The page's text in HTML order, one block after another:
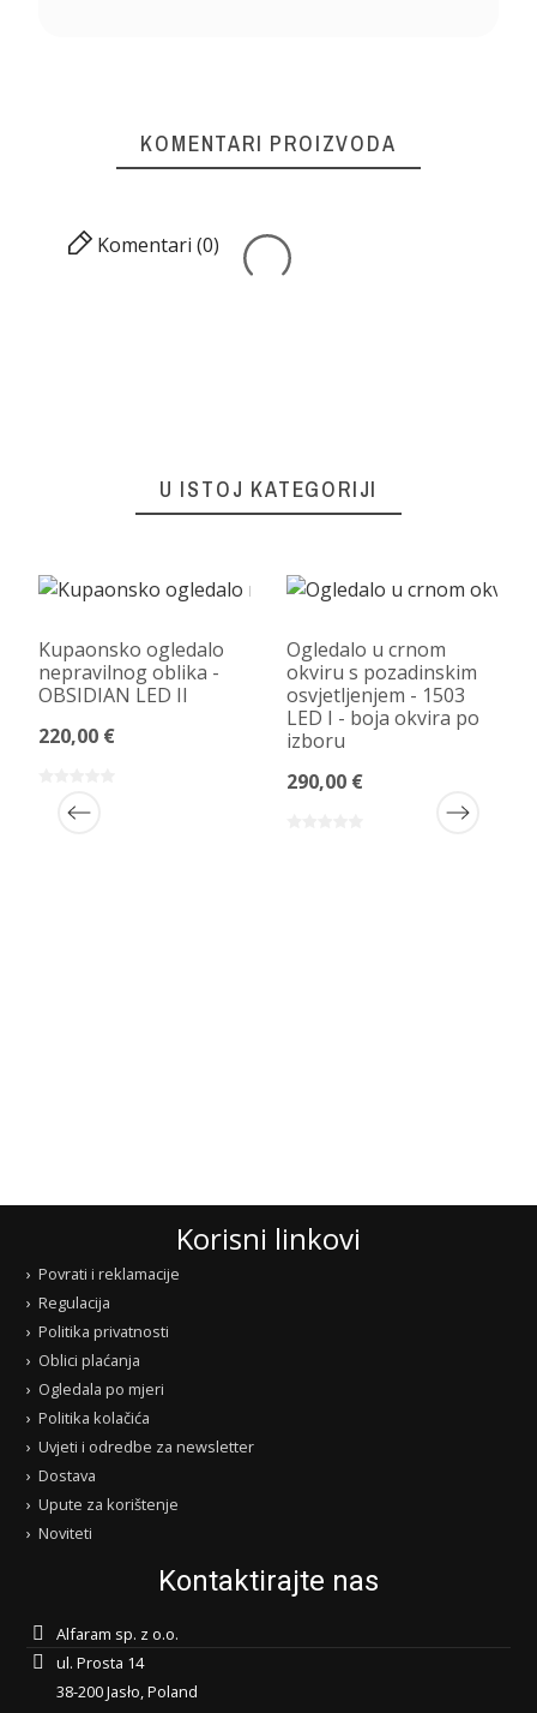
KOMENTARI PROIZVODA
Komentari (0)
U ISTOJ KATEGORIJI
Kupaonsko ogledalo
nepravilnog oblika -
OBSIDIAN LED II
220,00 €
Ogledalo u crnom
okviru s pozadinskim
osvjetljenjem - 1503
LED I - boja okvira po
izboru
290,00 €
Korisni linkovi
Povrati i reklamacije
Regulacija
Politika privatnosti
Oblici plaćanja
Ogledala po mjeri
Politika kolačića
Uvjeti i odredbe za newsletter
Dostava
Upute za korištenje
Noviteti
Kontaktirajte nas
Alfaram sp. z o.o.
ul. Prosta 14
38-200 Jasło, Poland